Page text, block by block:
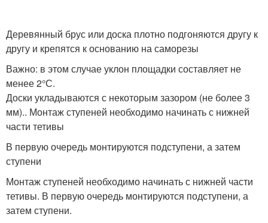
Деревянный брус или доска плотно подгоняются другу к
другу и крепятся к основанию на саморезы
Важно: в этом случае уклон площадки составляет не
менее 2°С.
Доски укладываются с некоторым зазором (не более 3
мм).. Монтаж ступеней необходимо начинать с нижней
части тетивы
В первую очередь монтируются подступени, а затем
ступени
Монтаж ступеней необходимо начинать с нижней части
тетивы. В первую очередь монтируются подступени, а
затем ступени.